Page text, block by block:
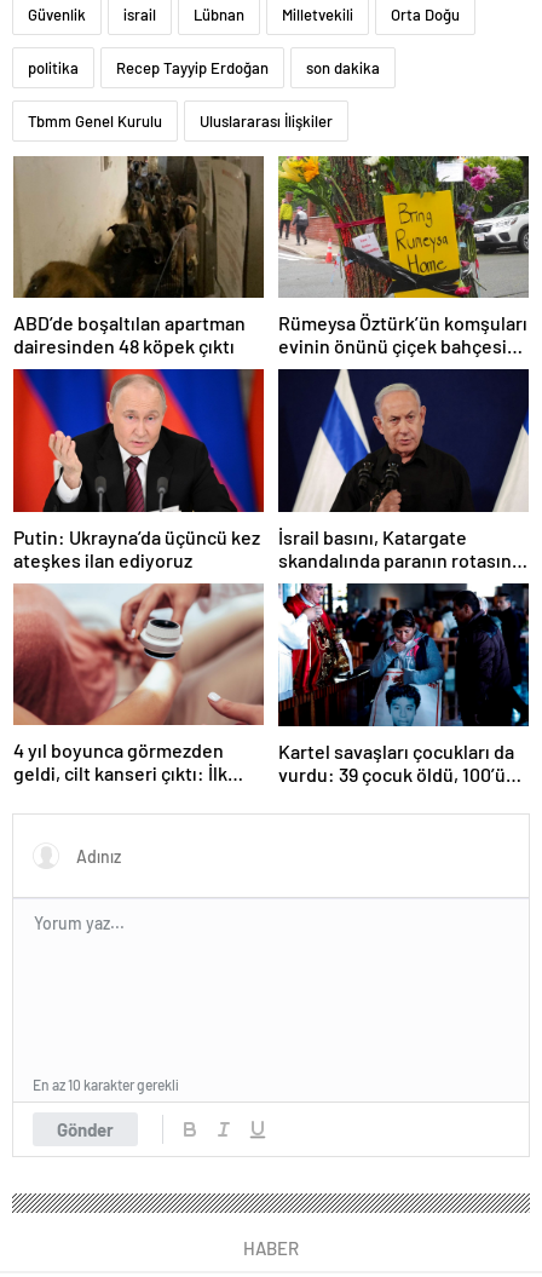
Güvenlik israil Lübnan Milletvekili Orta Doğu
politika Recep Tayyip Erdoğan son dakika
Tbmm Genel Kurulu Uluslararası İlişkiler
ABD’de boşaltılan apartman
dairesinden 48 köpek çıktı
Rümeysa Öztürk’ün komşuları
evinin önünü çiçek bahçesine
çevirdi
Putin: Ukrayna’da üçüncü kez
ateşkes ilan ediyoruz
İsrail basını, Katargate
skandalında paranın rotasını
paylaştı
4 yıl boyunca görmezden
geldi, cilt kanseri çıktı: İlk
Kartel savaşları çocukları da
vurdu: 39 çocuk öldü, 100’ü
Gönder
En az 10 karakter gerekli
HABER